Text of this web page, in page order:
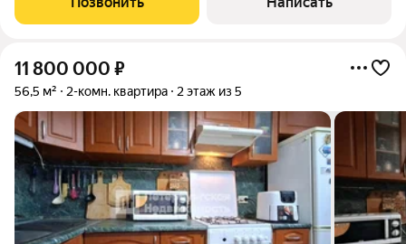
смежная с гостиной. Все коммуникации
11 800 000 ₽
56,5 м² 2-комн. квартира 2 этаж из 5